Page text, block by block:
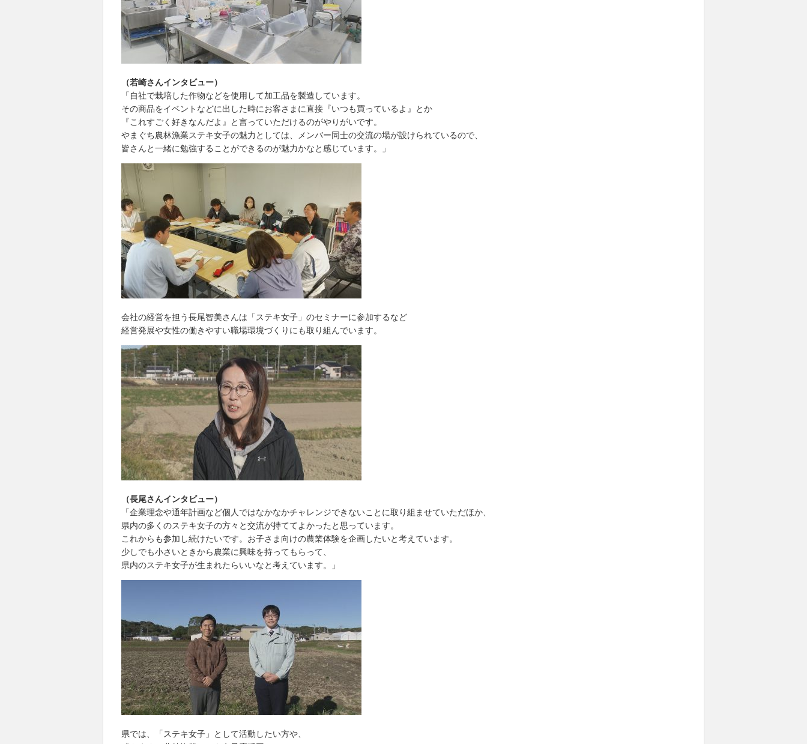
（若崎さんインタビュー）
「自社で栽培した作物などを使用して加工品を製造しています。
その商品をイベントなどに出した時にお客さまに直接『いつも買っているよ』とか
『これすごく好きなんだよ』と言っていただけるのがやりがいです。
やまぐち農林漁業ステキ女子の魅力としては、メンバー同士の交流の場が設けられているので、
皆さんと一緒に勉強することができるのが魅力かなと感じています。」
会社の経営を担う長尾智美さんは「ステキ女子」のセミナーに参加するなど
経営発展や女性の働きやすい職場環境づくりにも取り組んでいます。
（長尾さんインタビュー）
「企業理念や通年計画など個人ではなかなかチャレンジできないことに取り組ませていただほか、
県内の多くのステキ女子の方々と交流が持ててよかったと思っています。
これからも参加し続けたいです。お子さま向けの農業体験を企画したいと考えています。
少しでも小さいときから農業に興味を持ってもらって、
県内のステキ女子が生まれたらいいなと考えています。」
県では、「ステキ女子」として活動したい方や、